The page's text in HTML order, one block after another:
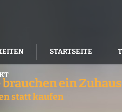
STARTSEITE
ein
statt kaufen